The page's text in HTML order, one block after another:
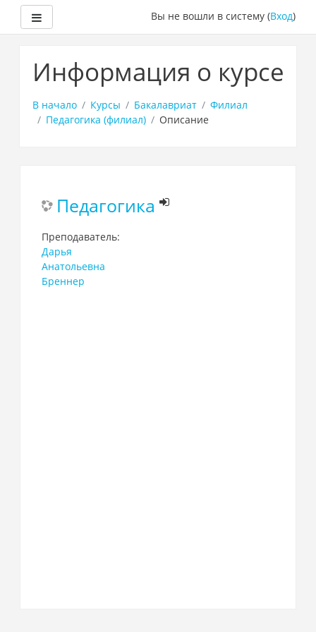
основному
Вы не вошли в систему (Вход)
Информация о курсе
В начало Курсы Бакалавриат
Филиал
Педагогика (филиал)
Описание
Педагогика
Преподаватель:
Дарья
Анатольевна
Бреннер